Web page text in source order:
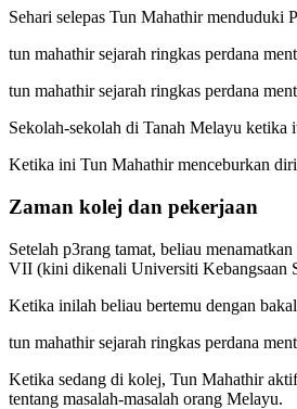
Sehari selepas Tun Mahathir menduduki
tun mahathir sejarah ringkas perdana
tun mahathir sejarah ringkas perdana
Sekolah-sekolah di Tanah Melayu ketika
Ketika ini Tun Mahathir menceburkan
Zaman kolej dan pekerjaan
Setelah p3rang tamat, beliau
VII (kini dikenali Universiti Kebangsaan
Ketika inilah beliau bertemu dengan
tun mahathir sejarah ringkas perdana
Ketika sedang di kolej, Tun Mahathir
tentang masalah-masalah orang Melayu.